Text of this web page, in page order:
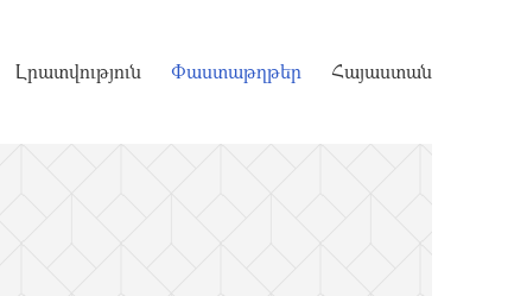
Լրատվություն Փաստաթղթեր Հայաստան